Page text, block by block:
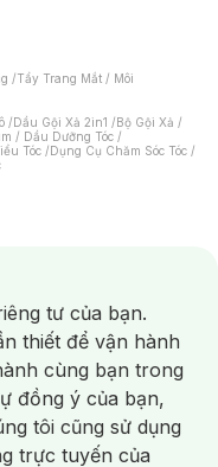
/Tẩy Trang Mắt / Môi
/Dầu Gội Xả 2in1 /Bộ Gội Xả /
/ Dầu Dưỡng Tóc /
Tóc /Dụng Cụ Chăm Sóc Tóc /
Hơi /Nước Rửa Tay/
Chải Điện/
/ Nước Súc Miệng/
Sinh/Dưỡng Vùng Kín/
/Bọt Cạo Râu /Dao Cạo Râu/
Lão Hóa/ Da Mụn/
/ Tàn Nhang
tư của bạn.
thiết để vận hành
cùng bạn trong
đồng ý của bạn,
tôi cũng sử dụng
trực tuyến của